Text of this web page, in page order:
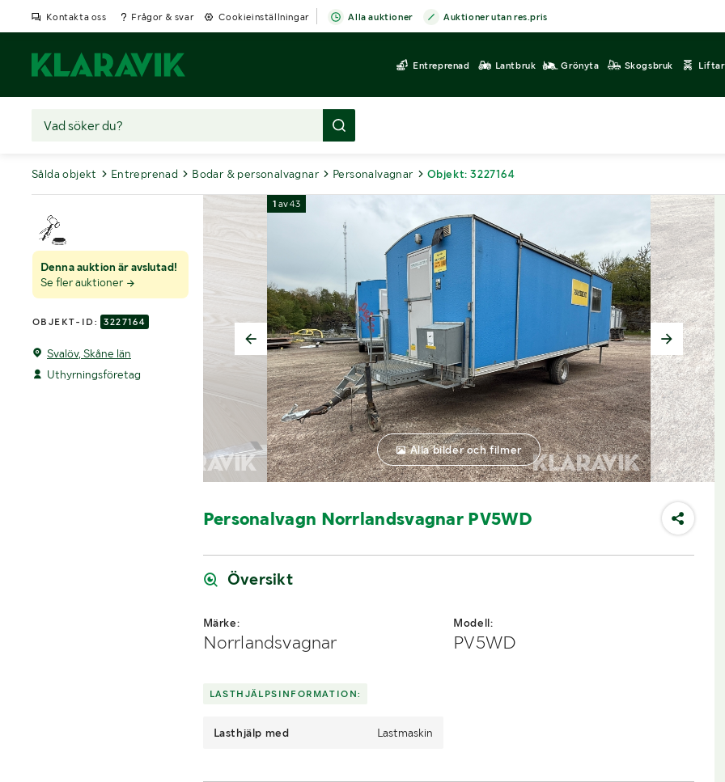
Kontakta oss Frågor & svar Cookieinställningar Alla auktioner Auktioner utan res.pris
Entreprenad Lantbruk Grönyta Skogsbruk Liftar
Sålda objekt Entreprenad Bodar & personalvagnar Personalvagnar Objekt: 3227164
Denna auktion är avslutad!
Se fler auktioner
OBJEKT-ID: 3227164
Svalöv, Skåne län
Uthyrningsföretag
1 av43
Alla bilder och filmer
Personalvagn Norrlandsvagnar PV5WD
Översikt
Märke:
Norrlandsvagnar
Modell:
PV5WD
LASTHJÄLPSINFORMATION:
Lasthjälp med Lastmaskin